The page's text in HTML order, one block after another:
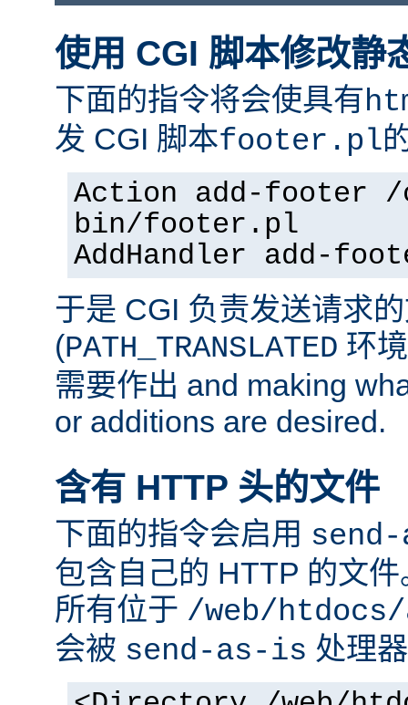
使用 CGI 脚本修改静
下面的指令将会使具有
发 CGI 脚本footer.pl
Action add-footer
bin/footer.pl
AddHandler add-
于是 CGI 负责发送请求
(PATH_TRANSLATED 环
需要作出 and making
or additions are desired.
含有 HTTP 头的文件
下面的指令会启用
包含自己的 HTTP 的文
所有位于 /web/
会被 send-as-is 处理